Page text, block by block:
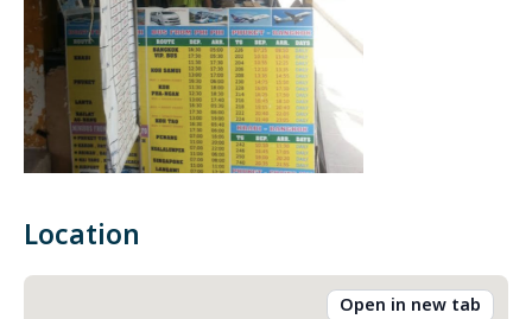
Location
Open in new tab